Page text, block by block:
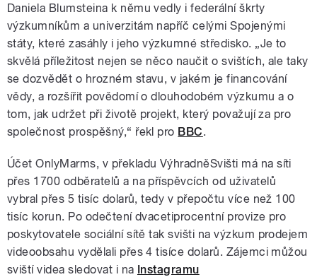
Daniela Blumsteina k němu vedly i federální škrty
výzkumníkům a univerzitám napříč celými Spojenými
státy, které zasáhly i jeho výzkumné středisko. „Je to
skvělá příležitost nejen se něco naučit o svištích, ale taky
se dozvědět o hrozném stavu, v jakém je financování
vědy, a rozšířit povědomí o dlouhodobém výzkumu a o
tom, jak udržet při životě projekt, který považují za pro
společnost prospěšný,“ řekl pro BBC.
Účet OnlyMarms, v překladu VýhradněSvišti má na síti
přes 1700 odběratelů a na příspěvcích od uživatelů
vybral přes 5 tisíc dolarů, tedy v přepočtu více než 100
tisíc korun. Po odečtení dvacetiprocentní provize pro
poskytovatele sociální sítě tak svišti na výzkum prodejem
videoobsahu vydělali přes 4 tisíce dolarů. Zájemci můžou
sviští videa sledovat i na Instagramu